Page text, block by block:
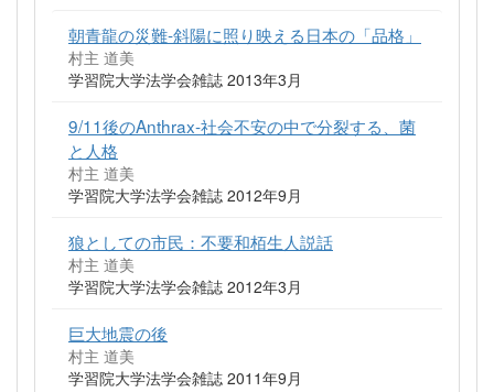
朝青龍の災難-斜陽に照り映える日本の「品格」
村主 道美
学習院大学法学会雑誌 2013年3月
9/11後のAnthrax-社会不安の中で分裂する、菌
と人格
村主 道美
学習院大学法学会雑誌 2012年9月
狼としての市民：不要和栢生人説話
村主 道美
学習院大学法学会雑誌 2012年3月
巨大地震の後
村主 道美
学習院大学法学会雑誌 2011年9月